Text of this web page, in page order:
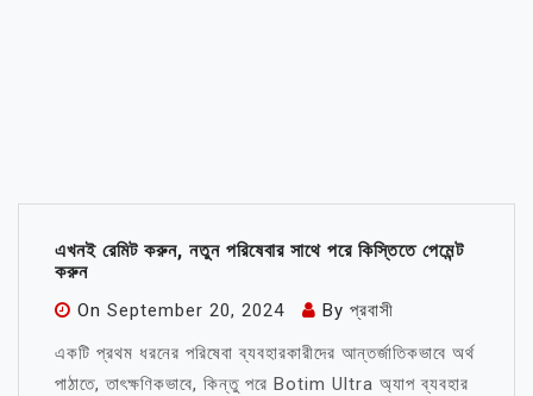
এখনই রেমিট করুন, নতুন পরিষেবার সাথে পরে কিস্তিতে পেমেন্ট
করুন
On September 20, 2024 By প্রবাসী
একটি প্রথম ধরনের পরিষেবা ব্যবহারকারীদের আন্তর্জাতিকভাবে অর্থ
পাঠাতে, তাৎক্ষণিকভাবে, কিন্তু পরে Botim Ultra অ্যাপ ব্যবহার